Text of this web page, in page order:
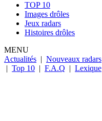
TOP 10
Images drôles
Jeux radars
Histoires drôles
MENU
Actualités | Nouveaux radars
| Top 10 | F.A.Q | Lexique